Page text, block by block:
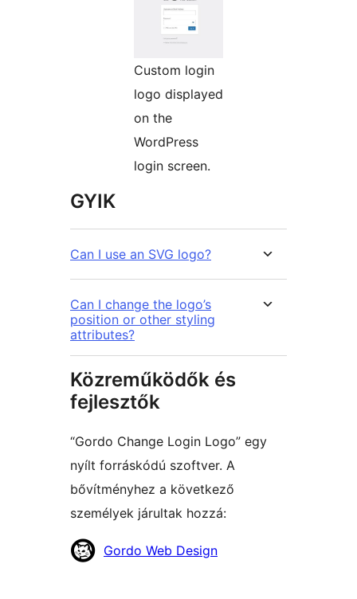
Custom login
logo displayed
on the
WordPress
login screen.
GYIK
Can I use an SVG logo?
Can I change the logo’s
position or other styling
attributes?
Közreműködők és
fejlesztők
“Gordo Change Login Logo” egy
nyílt forráskódú szoftver. A
bővítményhez a következő
személyek járultak hozzá:
Közreműködők
Gordo Web Design